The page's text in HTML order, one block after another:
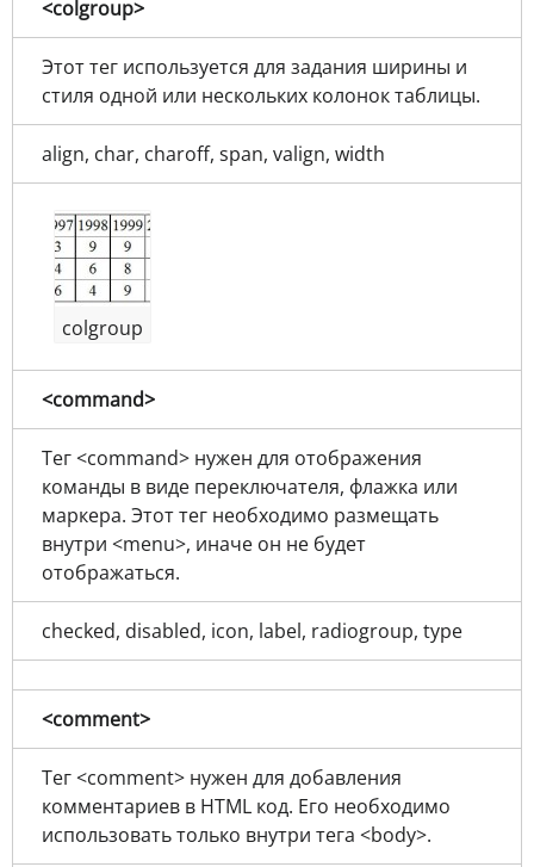
<colgroup>
Этот тег используется для задания ширины и
стиля одной или нескольких колонок таблицы.
align, char, charoff, span, valign, width
colgroup
<command>
Тег <command> нужен для отображения
команды в виде переключателя, флажка или
маркера. Этот тег необходимо размещать
внутри <menu>, иначе он не будет
отображаться.
checked, disabled, icon, label, radiogroup, type
<comment>
Тег <comment> нужен для добавления
комментариев в HTML код. Его необходимо
использовать только внутри тега <body>.